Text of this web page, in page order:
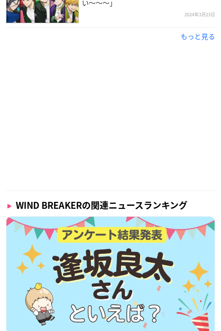
い〜〜〜」
2024年3月23日
もっと見る
WIND BREAKERの関連ニュースランキング